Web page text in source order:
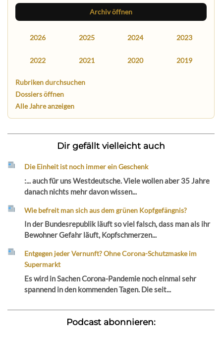
Archiv öffnen
2026 2025 2024 2023
2022 2021 2020 2019
Rubriken durchsuchen
Dossiers öffnen
Alle Jahre anzeigen
Dir gefällt vielleicht auch
Die Einheit ist noch immer ein Geschenk
:... auch für uns Westdeutsche. Viele wollen aber 35 Jahre
danach nichts mehr davon wissen...
Wie befreit man sich aus dem grünen Kopfgefängnis?
In der Bundesrepublik läuft so viel falsch, dass man als ihr
Bewohner Gefahr läuft, Kopfschmerzen...
Entgegen jeder Vernunft? Ohne Corona-Schutzmaske im
Supermarkt
Es wird in Sachen Corona-Pandemie noch einmal sehr
spannend in den kommenden Tagen. Die seit...
Podcast abonnieren: